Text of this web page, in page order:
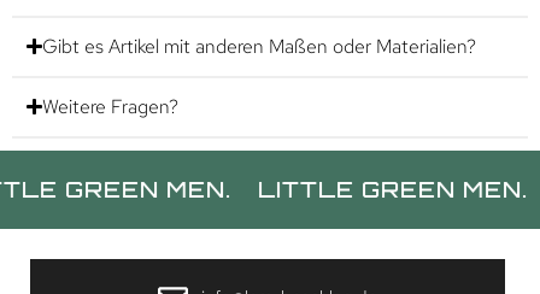
Gibt es Artikel mit anderen Maßen oder Materialien?
Weitere Fragen?
MEN. LITTLE GREEN MEN.